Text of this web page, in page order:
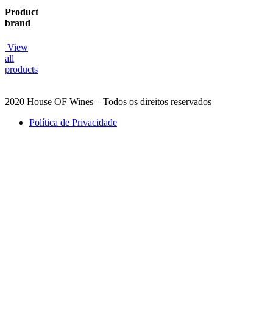
Product
brand
View
all
products
2020 House OF Wines – Todos os direitos reservados
Política de Privacidade